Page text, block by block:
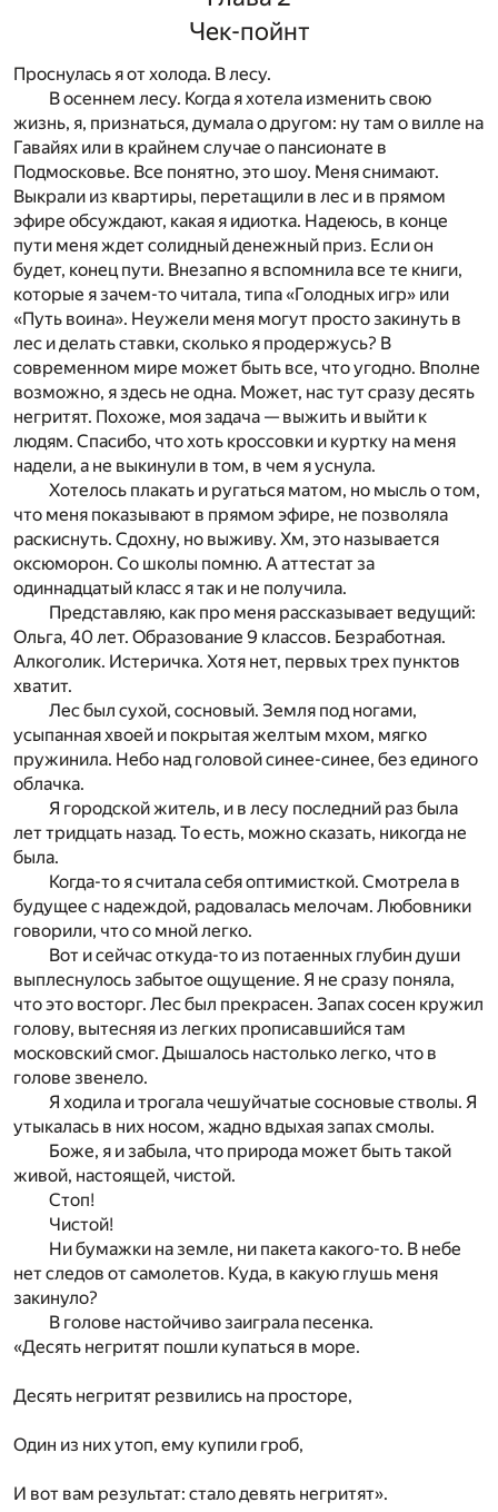
Чек-пойнт
Проснулась я от холода. В лесу.
В осеннем лесу. Когда я хотела изменить свою
жизнь, я, признаться, думала о другом: ну там о вилле на
Гавайях или в крайнем случае о пансионате в
Подмосковье. Все понятно, это шоу. Меня снимают.
Выкрали из квартиры, перетащили в лес и в прямом
эфире обсуждают, какая я идиотка. Надеюсь, в конце
пути меня ждет солидный денежный приз. Если он
будет, конец пути. Внезапно я вспомнила все те книги,
которые я зачем-то читала, типа «Голодных игр» или
«Путь воина». Неужели меня могут просто закинуть в
лес и делать ставки, сколько я продержусь? В
современном мире может быть все, что угодно. Вполне
возможно, я здесь не одна. Может, нас тут сразу десять
негритят. Похоже, моя задача — выжить и выйти к
людям. Спасибо, что хоть кроссовки и куртку на меня
надели, а не выкинули в том, в чем я уснула.
Хотелось плакать и ругаться матом, но мысль о том,
что меня показывают в прямом эфире, не позволяла
раскиснуть. Сдохну, но выживу. Хм, это называется
оксюморон. Со школы помню. А аттестат за
одиннадцатый класс я так и не получила.
Представляю, как про меня рассказывает ведущий:
Ольга, 40 лет. Образование 9 классов. Безработная.
Алкоголик. Истеричка. Хотя нет, первых трех пунктов
хватит.
Лес был сухой, сосновый. Земля под ногами,
усыпанная хвоей и покрытая желтым мхом, мягко
пружинила. Небо над головой синее-синее, без единого
облачка.
Я городской житель, и в лесу последний раз была
лет тридцать назад. То есть, можно сказать, никогда не
была.
Когда-то я считала себя оптимисткой. Смотрела в
будущее с надеждой, радовалась мелочам. Любовники
говорили, что со мной легко.
Вот и сейчас откуда-то из потаенных глубин души
выплеснулось забытое ощущение. Я не сразу поняла,
что это восторг. Лес был прекрасен. Запах сосен кружил
голову, вытесняя из легких прописавшийся там
московский смог. Дышалось настолько легко, что в
голове звенело.
Я ходила и трогала чешуйчатые сосновые стволы. Я
утыкалась в них носом, жадно вдыхая запах смолы.
Боже, я и забыла, что природа может быть такой
живой, настоящей, чистой.
Стоп!
Чистой!
Ни бумажки на земле, ни пакета какого-то. В небе
нет следов от самолетов. Куда, в какую глушь меня
закинуло?
В голове настойчиво заиграла песенка.
«Десять негритят пошли купаться в море.
Десять негритят резвились на просторе,
Один из них утоп, ему купили гроб,
И вот вам результат: стало девять негритят».